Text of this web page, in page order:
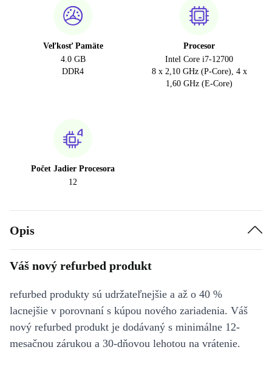
Veľkosť Pamäte
4.0 GB
DDR4
Procesor
Intel Core i7-12700
8 x 2,10 GHz (P-Core), 4 x
1,60 GHz (E-Core)
Počet Jadier Procesora
12
Opis
Váš nový refurbed produkt
refurbed produkty sú udržateľnejšie a až o 40 %
lacnejšie v porovnaní s kúpou nového zariadenia. Váš
nový refurbed produkt je dodávaný s minimálne 12-
mesačnou zárukou a 30-dňovou lehotou na vrátenie.